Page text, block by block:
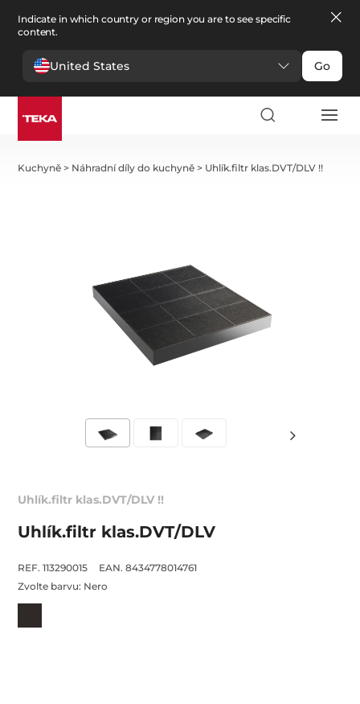
Indicate in which country or region you are to see specific
content.
United States Go
Kuchyně > Náhradní díly do kuchyně > Uhlík.filtr klas.DVT/DLV !!
Uhlík.filtr klas.DVT/DLV !!
Uhlík.filtr klas.DVT/DLV
REF. 113290015
EAN. 8434778014761
Zvolte barvu: Nero